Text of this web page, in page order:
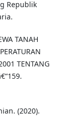
Republik
TANAH
TENTANG
(2020).